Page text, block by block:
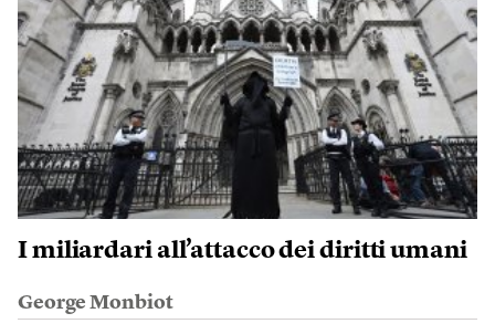
I miliardari all’attacco dei diritti umani
George Monbiot